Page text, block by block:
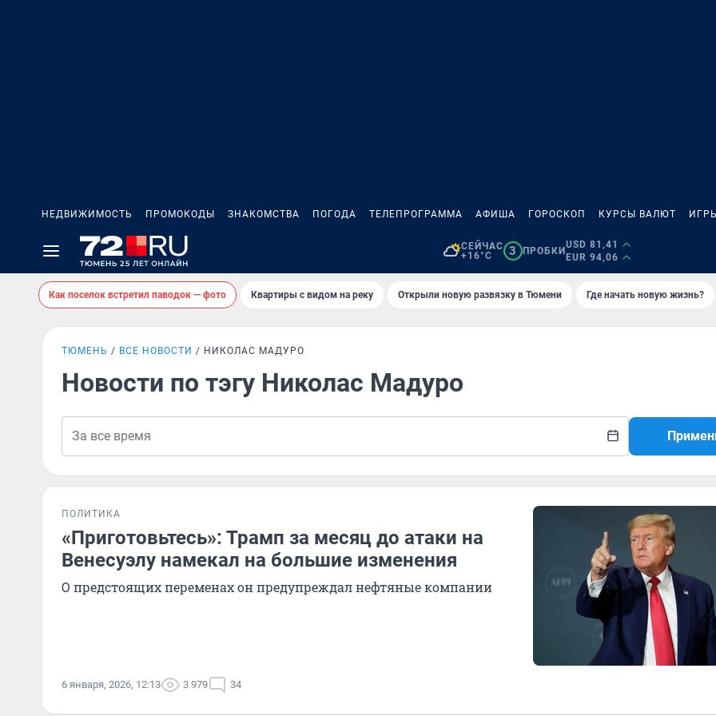
НЕДВИЖИМОСТЬ ПРОМОКОДЫ ЗНАКОМСТВА ПОГОДА ТЕЛЕПРОГРАММА АФИША ГОРОСКОП КУРСЫ ВАЛЮТ
СЕЙЧАС
+16°C
3 ПРОБКИ
USD 81,41
EUR 94,06
Как поселок встретил паводок — фото Квартиры с видом на реку Открыли новую развязку в Тюмени Где начать новую жизнь?
ТЮМЕНЬ ВСЕ НОВОСТИ НИКОЛАС МАДУРО
Новости по тэгу Николас Мадуро
ПОЛИТИКА
«Приготовьтесь»: Трамп за месяц до атаки на
Венесуэлу намекал на большие изменения
О предстоящих переменах он предупреждал нефтяные компании
6 января, 2026, 12:13 3 979 34